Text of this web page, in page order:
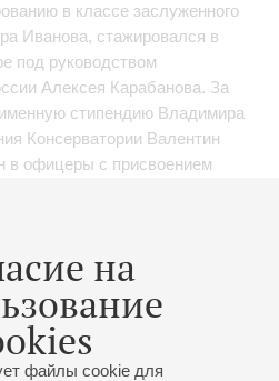
на
файлы cookie для
в классе заслуженного
Иванова, стажировался в
под руководством
Алексея Карабанова. За
стипендию Владимира
Консерватории Валентин
в офицеры с присвоением
фестивалях и
выступает в городах России и
с известными